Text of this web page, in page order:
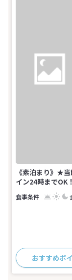
《素泊まり》★
イン24時までOK
おすすめポ